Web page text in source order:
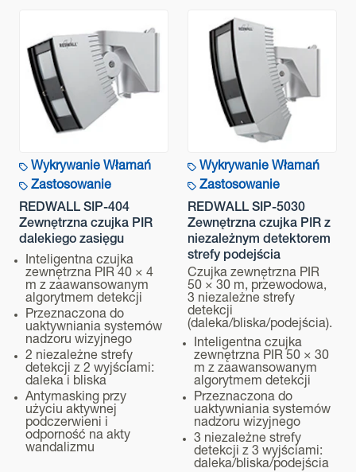
Zasięg detekcji
3×5 m (wysokość montażu 2.3 m) 6×9 m (wysokość
montażu 4 m) Regulowany kąt detekcji
Czułość
Strefa daleka: SH/H/M/L Strefa bliska: SH/H/M/L Strefa
podejścia: SH/H/M/L
Zasilanie
11-26V DC 22-26V AC, 22-26V DC/AC z opcjonalnym
podgrzewaczem
Pobór prądu
50 mA maks. (12V DC) 90 mA max. (24V AC), 430 mA
maks. (24V AC) z opcjonalnym podgrzewaczem
Czas trwania alarmu
Ok. 2 s
Przygotowanie do pracy
Ok. 60 s
Wyjście alarmowe (R)
Technologia
Zastosowanie
Zasięg
Dodatkowa Funkcjonalność
Transmisja
Montaż
Wykrywanie Włamań
Zastosowanie
REDWALL SIP-404
Zewnętrzna czujka PIR
dalekiego zasięgu
Inteligentna czujka
zewnętrzna PIR 40 × 4
m z zaawansowanym
algorytmem detekcji
Przeznaczona do
uaktywniania systemów
nadzoru wizyjnego
2 niezależne strefy
detekcji z 2 wyjściami:
daleka i bliska
Antymasking przy
użyciu aktywnej
podczerwieni i
odporność na akty
wandalizmu
Wykrywanie Włamań
Zastosowanie
REDWALL SIP-5030
Zewnętrzna czujka PIR z
niezależnym detektorem
strefy podejścia
Czujka zewnętrzna PIR
50 × 30 m, przewodowa,
3 niezależne strefy
detekcji
(daleka/bliska/podejścia).
Inteligentna czujka
zewnętrzna PIR 50 × 30
m z zaawansowanym
algorytmem detekcji
Przeznaczona do
uaktywniania systemów
nadzoru wizyjnego
3 niezależne strefy
detekcji z 3 wyjściami:
daleka/bliska/podejścia